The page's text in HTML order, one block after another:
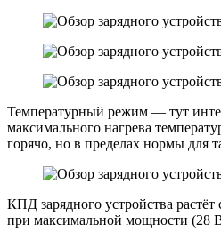
Температурный режим — тут
максимального нагрева
горячо, но в пределах нормы для
КПД зарядного устройства
при максимальной мощности (28